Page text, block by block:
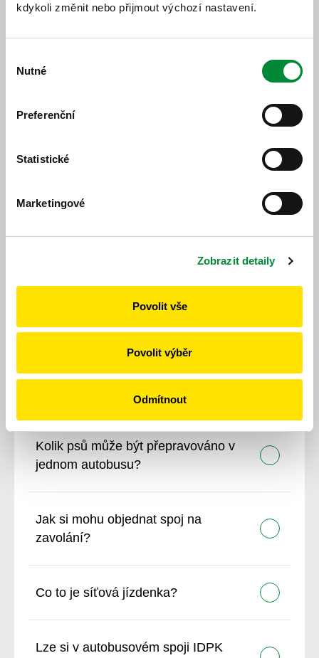
kdykoli změnit nebo přijmout výchozí nastavení.
souhlasu
Nutné
Preferenční
Statistické
Marketingové
Zobrazit detaily
Povolit vše
Povolit výběr
Odmítnout
7. 8. 2023
les
Jaký je rozdíl mezi předplatným IDPK
a jednotlivým jízdným?
Kolik psů může být přepravováno v
jednom autobusu?
Jak si mohu objednat spoj na
zavolání?
Co to je síťová jízdenka?
Lze si v autobusovém spoji IDPK